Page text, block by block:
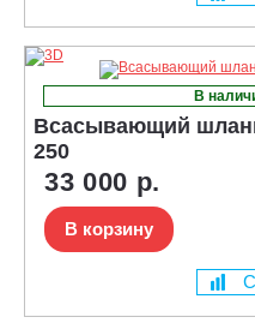
В
Всасывающий
250
33 000 р.
В корзину